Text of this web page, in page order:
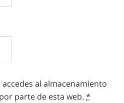
al almacenamiento
parte de esta web. *